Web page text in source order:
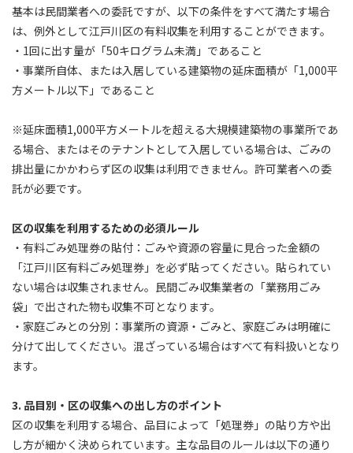
基本は民間業者への委託ですが、以下の条件をすべて満たす場合
は、例外として江戸川区の有料収集を利用することができます。
・1回に出す量が「50キログラム未満」であること
・事業所自体、または入居している建築物の延床面積が「1,000平
方メートル以下」であること
※延床面積1,000平方メートルを超える大規模建築物の事業所であ
る場合、またはそのテナントとして入居している場合は、ごみの
排出量にかかわらず区の収集は利用できません。許可業者への委
託が必要です。
区の収集を利用するための必須ルール
・有料ごみ処理券の貼付：ごみや資源の容量に見合った金額の
「江戸川区有料ごみ処理券」を必ず貼ってください。貼られてい
ない場合は収集されません。民間ごみ収集業者の「業務用ごみ
袋」で出された物も収集不可となります。
・家庭ごみとの分別：事業所の資源・ごみと、家庭ごみは明確に
分けて出してください。混ざっている場合はすべて有料扱いとなり
ます。
3. 品目別・区の収集への出し方のポイント
区の収集を利用する場合、品目によって「処理券」の貼り方や出
し方が細かく決められています。主な品目のルールは以下の通り